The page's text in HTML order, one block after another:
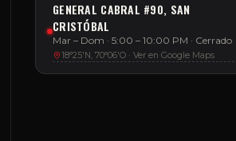
GENERAL CABRAL #90, SAN
CRISTÓBAL
Mar – Dom · 5:00 – 10:00 PM · Cerrado
18°25'N, 70°06'O · Ver en Google Maps